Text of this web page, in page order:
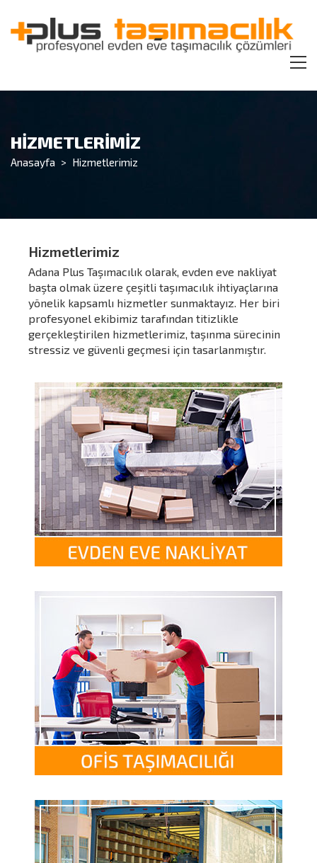
HİZMETLERİMİZ
Anasayfa > Hizmetlerimiz
Hizmetlerimiz
Adana Plus Taşımacılık olarak, evden eve nakliyat
başta olmak üzere çeşitli taşımacılık ihtiyaçlarına
yönelik kapsamlı hizmetler sunmaktayız. Her biri
profesyonel ekibimiz tarafından titizlikle
gerçekleştirilen hizmetlerimiz, taşınma sürecinin
stressiz ve güvenli geçmesi için tasarlanmıştır.